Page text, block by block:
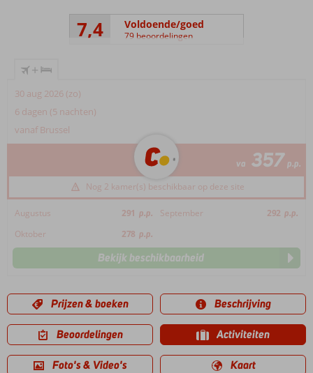
7,4 Voldoende/goed
79 beoordelingen
+
30 aug 2026 (zo)
6 dagen (5 nachten)
vanaf Brussel
va 357 p.p.
Nog 2 kamer(s) beschikbaar op deze site
Augustus 291 p.p. September 292 p.p.
Oktober
278 p.p.
Bekijk beschikbaarheid
Prijzen & boeken Beschrijving
Beoordelingen Activiteiten
Foto's & Video's Kaart